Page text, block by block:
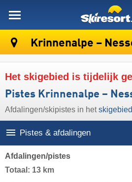
Krinnenalpe –
Het skigebied is tijdelijk
Pistes Krinnenalpe –
Afdalingen/​skipistes in hetskigebied
Pistes & afdalingen
Afdalingen/pistes
Totaal: 13 km